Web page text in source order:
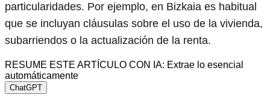
particularidades. Por ejemplo, en Bizkaia es habitual
que se incluyan cláusulas sobre el uso de la vivienda,
subarriendos o la actualización de la renta.
RESUME ESTE ARTÍCULO CON IA: Extrae lo esencial
automáticamente
ChatGPT